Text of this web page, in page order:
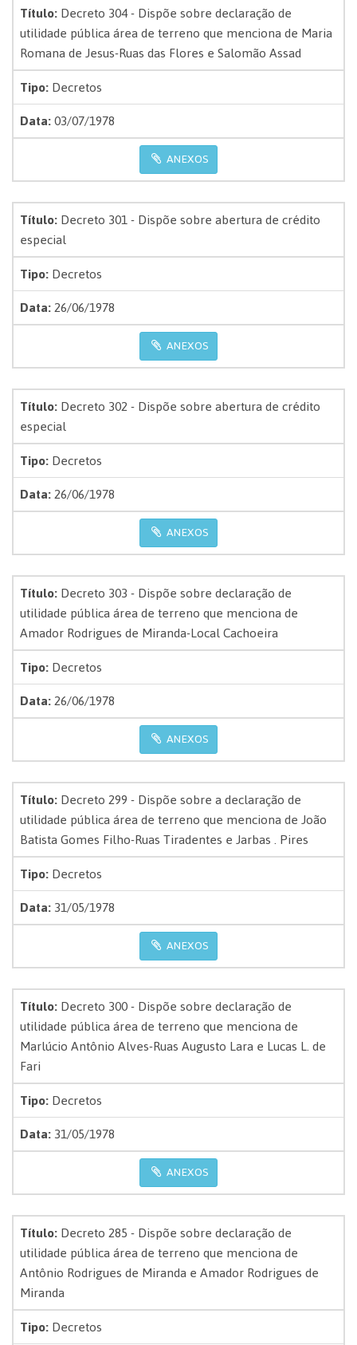
Título:Decreto 304 - Dispõe sobre declaração de
utilidade pública área de terreno que menciona de Maria
Romana de Jesus-Ruas das Flores e Salomão Assad
Tipo:Decretos
Data:03/07/1978
ANEXOS
Título:Decreto 301 - Dispõe sobre abertura de crédito
especial
Tipo:Decretos
Data:26/06/1978
ANEXOS
Título:Decreto 302 - Dispõe sobre abertura de crédito
especial
Tipo:Decretos
Data:26/06/1978
ANEXOS
Título:Decreto 303 - Dispõe sobre declaração de
utilidade pública área de terreno que menciona de
Amador Rodrigues de Miranda-Local Cachoeira
Tipo:Decretos
Data:26/06/1978
ANEXOS
Título:Decreto 299 - Dispõe sobre a declaração de
utilidade pública área de terreno que menciona de João
Batista Gomes Filho-Ruas Tiradentes e Jarbas . Pires
Tipo:Decretos
Data:31/05/1978
ANEXOS
Título:Decreto 300 - Dispõe sobre declaração de
utilidade pública área de terreno que menciona de
Marlúcio Antônio Alves-Ruas Augusto Lara e Lucas L. de
Fari
Tipo:Decretos
Data:31/05/1978
ANEXOS
Título:Decreto 285 - Dispõe sobre declaração de
utilidade pública área de terreno que menciona de
Antônio Rodrigues de Miranda e Amador Rodrigues de
Miranda
Tipo:Decretos